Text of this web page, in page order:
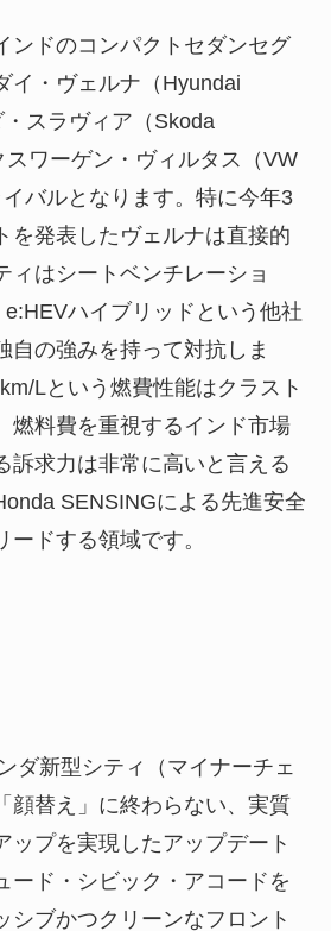
ンドのコンパクトセダンセグ
イ・ヴェルナ（Hyundai
スラヴィア（Skoda
ワーゲン・ヴィルタス（VW
バルとなります。特に今年3
を発表したヴェルナは直接的
ィはシートベンチレーショ
ハイブリッドという他社
自の強みを持って対抗しま
Lという燃費性能はクラスト
燃料費を重視するインド市場
訴求力は非常に高いと言える
SENSINGによる先進安全
ドする領域です。
ダ新型シティ（マイナーチェ
顔替え」に終わらない、実質
ップを実現したアップデート
ード・シビック・アコードを
シブかつクリーンなフロント